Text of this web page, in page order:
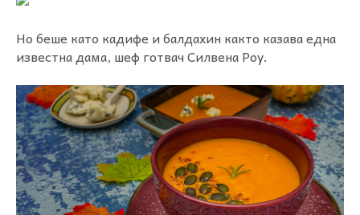
Но беше като кадифе и балдахин както казава една
известна дама, шеф готвач Силвена Роу.